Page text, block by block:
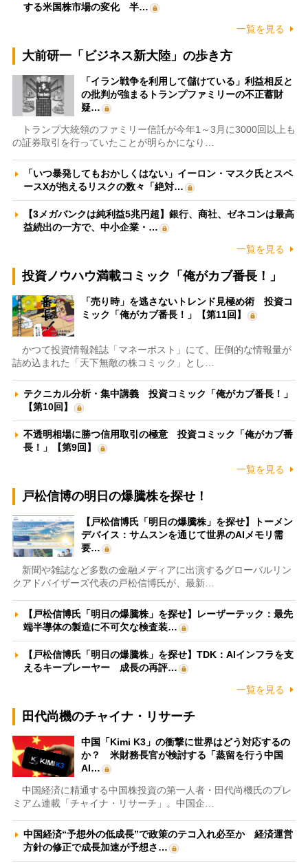
する米国株市場の変化 半…
一覧を見る
大前研一「ビジネス新大陸」の歩き方
「イラン戦争を利用して儲けている」利益相反と
の批判が強まるトランプファミリーの不正蓄財
疑…
トランプ大統領のファミリー信託が今年1～3月に3000回以上も
の証券取引を行っていたことが明らかになり…
「いつ暴発してもおかしくはない」イーロン・マスク氏とスペ
ースXが抱えるリスクの数々「絶対…
【3メガバンクは純利益5兆円超】銀行、商社、ゼネコンは最高
益続出の一方で、中小企業・…
一覧を見る
投資ノウハウ満載コミック「俺がカブ番長！」
「売り時」を逃さないトレンド見極め術 投資コ
ミック「俺がカブ番長！」【第11回】
かつて投資情報雑誌「マネーポスト」にて、圧倒的な情報量が
詰め込まれた「天下無敵の株コミック」とし…
テクニカル分析・集中講義 投資コミック「俺がカブ番長！」
【第10回】
不透明相場に勝つ信用取引の極意 投資コミック「俺がカブ番
長！」【第9回】
一覧を見る
戸松信博の明日の爆騰株を探せ！
【戸松信博氏「明日の爆騰株」を探せ】トーメン
デバイス：サムスンを通じて世界のAIメモリ需
要…
新聞や雑誌など多数の金融メディアに出演するグローバルリン
クアドバイザーズ代表の戸松信博氏が、最新…
【戸松信博氏「明日の爆騰株」を探せ】レーザーテック：最先
端半導体の製造に不可欠な検査装…
【戸松信博氏「明日の爆騰株」を探せ】TDK：AIインフラを支
えるキープレーヤー 成長の再評…
一覧を見る
田代尚機のチャイナ・リサーチ
中国「Kimi K3」の衝撃に世界はどう対応するの
か？ 米財務長官が検討する「蒸留を行う中国
AI…
中国経済に精通する中国株投資の第一人者・田代尚機氏のプレ
ミアム連載「チャイナ・リサーチ」。中国企…
中国経済“予想外の低成長”で政策のテコ入れ必至か 経済運営
方針の修正で成長加速が予想さ…